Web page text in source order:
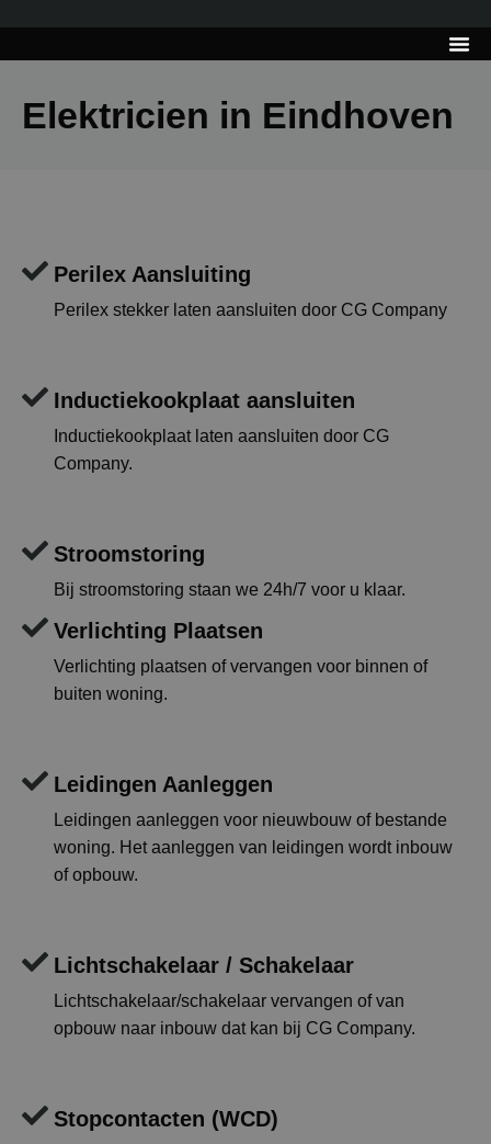
Elektricien in Eindhoven
Perilex Aansluiting
Perilex stekker laten aansluiten door CG Company
Inductiekookplaat aansluiten
Inductiekookplaat laten aansluiten door CG
Company.
Stroomstoring
Bij stroomstoring staan we 24h/7 voor u klaar.
Verlichting Plaatsen
Verlichting plaatsen of vervangen voor binnen of
buiten woning.
Leidingen Aanleggen
Leidingen aanleggen voor nieuwbouw of bestande
woning. Het aanleggen van leidingen wordt inbouw
of opbouw.
Lichtschakelaar / Schakelaar
Lichtschakelaar/schakelaar vervangen of van
opbouw naar inbouw dat kan bij CG Company.
Stopcontacten (WCD)